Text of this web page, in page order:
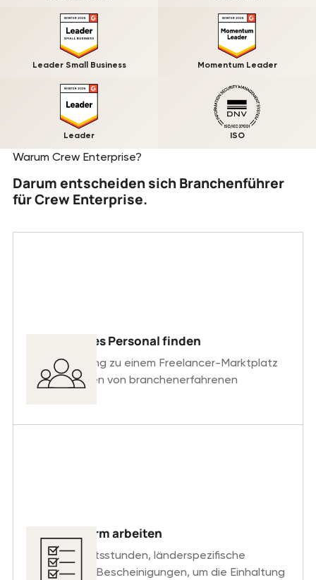
Leader Small Business Momentum Leader
Leader ISO
Warum Crew Enterprise?
Darum entscheiden sich Branchenführer
für Crew Enterprise.
Qualifiziertes Personal finden
Erhalte Zugang zu einem Freelancer-Marktplatz
mit Tausenden von branchenerfahrenen
Regelkonform arbeiten
Erfasse Arbeitsstunden, länderspezifische
Lizenzen und Bescheinigungen, um die Einhaltung